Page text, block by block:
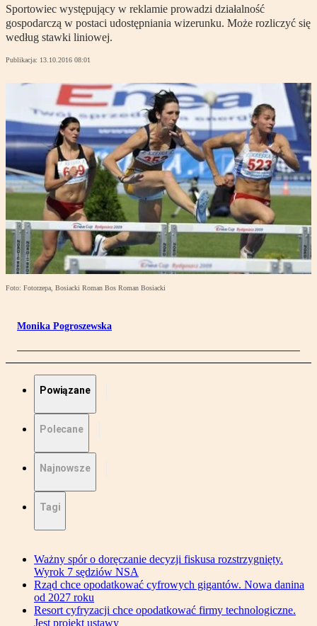
Sportowiec występujący w reklamie prowadzi działalność
gospodarczą w postaci udostępniania wizerunku. Może rozliczyć się
według stawki liniowej.
Publikacja: 13.10.2016 08:01
Foto: Fotorzepa, Bosiacki Roman Bos Roman Bosiacki
Monika Pogroszewska
Powiązane
Polecane
Najnowsze
Tagi
Ważny spór o doręczanie decyzji fiskusa rozstrzygnięty.
Wyrok 7 sędziów NSA
Rząd chce opodatkować cyfrowych gigantów. Nowa danina
od 2027 roku
Resort cyfryzacji chce opodatkować firmy technologiczne.
Jest projekt ustawy